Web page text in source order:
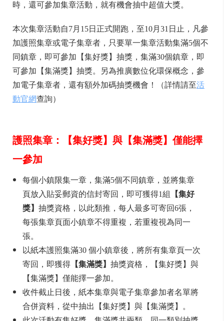
時，還可參加集章活動，就有機會抽中超值大獎。
本次集章活動自7月15日正式開跑，至10月31日止，凡參
加護照集章或電子集章者，只要單一集章活動集滿5個不
同鎮章，即可參加【集好獎】抽獎，集滿30個鎮章，即
可參加【集滿獎】抽獎。另為推廣數位化環保概念，參
加電子集章者，還有額外加碼抽獎機會！（詳情請至活
動官網查詢）
護照集章：【集好獎】與【集滿獎】僅能擇
一參加
每個小鎮限集一章，集滿5個不同鎮章，並將集章
頁放入貼妥郵資的信封寄回，即可獲得1組
【集好
獎】 抽獎資格，以此類推，每人最多可寄回6張，
每張集章頁面小鎮章不得重複，若重複視為同一
張。
以紙本護照集滿30 個小鎮章後，將所有集章頁一次
寄回，即獲得 【集滿獎】 抽獎資格，【集好獎】與
【集滿獎】僅能擇一參加。
收件截止日後，紙本集章與電子集章參加者名單將
合併資料，從中抽出【集好獎】與【集滿獎】。